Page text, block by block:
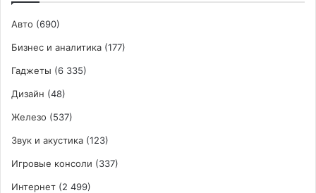
Авто (690)
Бизнес и аналитика (177)
Гаджеты (6 335)
Дизайн (48)
Железо (537)
Звук и акустика (123)
Игровые консоли (337)
Интернет (2 499)